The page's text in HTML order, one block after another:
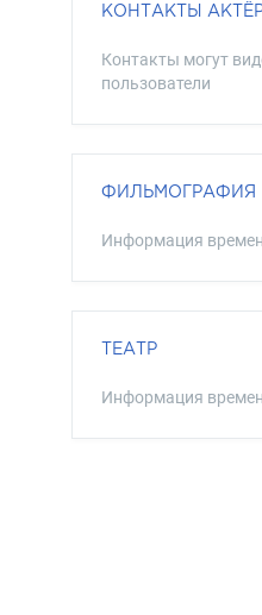
КОНТАКТЫ
Контакты могут
пользователи
ФИЛЬМОГРАФИЯ
Информация
ТЕАТР
Информация